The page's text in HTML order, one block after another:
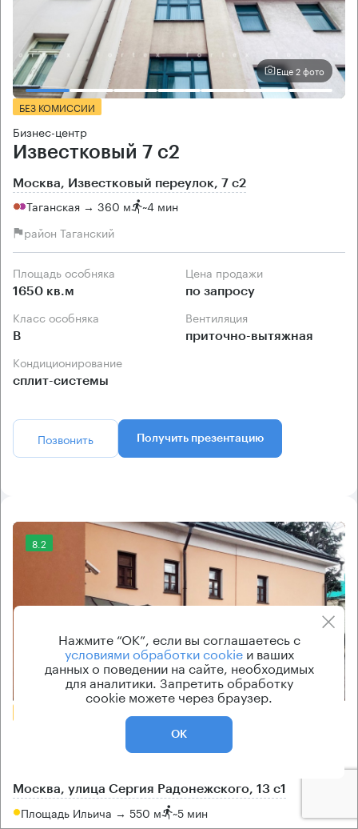
Еще 2 фото
БЕЗ КОМИССИИ
Бизнес-центр
Известковый 7 с2
Москва, Известковый переулок, 7 с2
Таганская → 360 м ~4 мин
район Таганский
Площадь особняка
1650 кв.м
Цена продажи
по запросу
Класс особняка
B
Вентиляция
приточно-вытяжная
Кондиционирование
сплит-системы
Позвонить Получить презентацию
8.2
Еще фото
Сергия Радонежского 13 с1
Москва, улица Сергия Радонежского, 13 с1
Площадь Ильича → 550 м ~5 мин
Нажмите “ОК”, если вы соглашаетесь с
условиями обработки cookieи ваших
данных о поведении на сайте, необходимых
для аналитики. Запретить обработку
cookie можете через браузер.
ОК